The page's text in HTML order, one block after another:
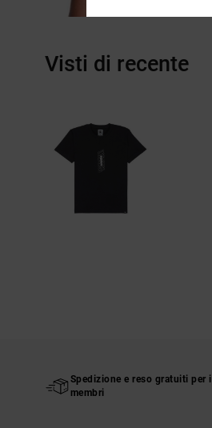
Visti di recente
Spedizione e reso gratuiti per i
membri